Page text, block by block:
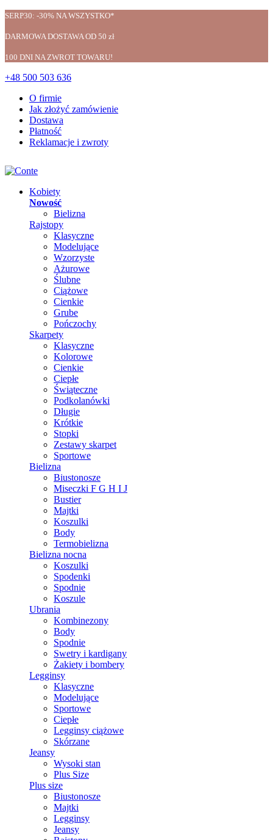
SERP30: -30% NA WSZYSTKO*
DARMOWA DOSTAWA OD 50 zł
100 DNI NA ZWROT TOWARU!
+48 500 503 636
O firmie
Jak złożyć zamówienie
Dostawa
Płatność
Reklamacje i zwroty
Kobiety
Nowość
Bielizna
Rajstopy
Klasyczne
Modelujące
Wzorzyste
Ażurowe
Ślubne
Ciążowe
Cienkie
Grube
Pończochy
Skarpety
Klasyczne
Kolorowe
Cienkie
Ciepłe
Świąteczne
Podkolanówki
Długie
Krótkie
Stopki
Zestawy skarpet
Sportowe
Bielizna
Biustonosze
Miseczki F G H I J
Bustier
Majtki
Koszulki
Body
Termobielizna
Bielizna nocna
Koszulki
Spodenki
Spodnie
Koszule
Ubrania
Kombinezony
Body
Spodnie
Swetry i kardigany
Żakiety i bombery
Legginsy
Klasyczne
Modelujące
Sportowe
Ciepłe
Legginsy ciążowe
Skórzane
Jeansy
Wysoki stan
Plus Size
Plus size
Biustonosze
Majtki
Legginsy
Jeansy